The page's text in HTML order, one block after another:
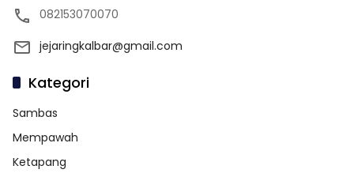
082153070070
jejaringkalbar@gmail.com
Kategori
Sambas
Mempawah
Ketapang